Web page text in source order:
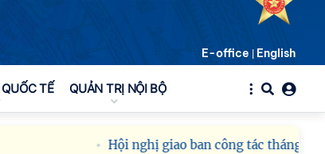
E-office | English
TẾ QUẢN TRỊ NỘI BỘ
Hội nghị giao ban công tác tháng 8